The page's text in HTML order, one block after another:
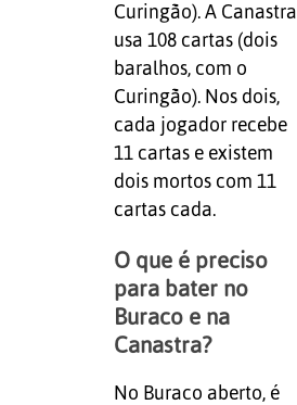
Curingão). A Canastra
usa 108 cartas (dois
baralhos, com o
Curingão). Nos dois,
cada jogador recebe
11 cartas e existem
dois mortos com 11
cartas cada.
O que é preciso
para bater no
Buraco e na
Canastra?
No Buraco aberto, é